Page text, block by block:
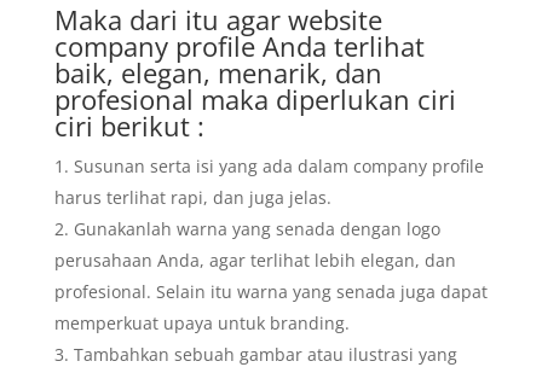
Maka dari itu agar website
company profile Anda terlihat
baik, elegan, menarik, dan
profesional maka diperlukan ciri
ciri berikut :
Susunan serta isi yang ada dalam company profile
harus terlihat rapi, dan juga jelas.
Gunakanlah warna yang senada dengan logo
perusahaan Anda, agar terlihat lebih elegan, dan
profesional. Selain itu warna yang senada juga dapat
memperkuat upaya untuk branding.
Tambahkan sebuah gambar atau ilustrasi yang